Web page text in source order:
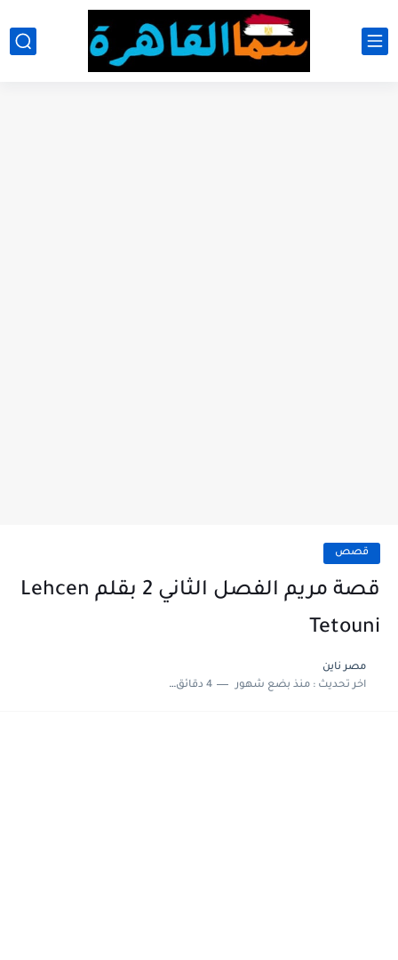
قصص
قصة مريم الفصل الثاني 2 بقلم Lehcen
Tetouni
مصر ناين
اخر تحديث :منذ بضع شهور 4 دقائق للقراءة